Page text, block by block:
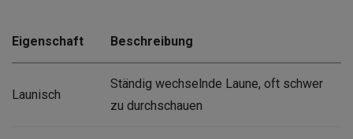
Eigenschaft Beschreibung
Launisch
Ständig wechselnde Laune, oft schwer
zu durchschauen